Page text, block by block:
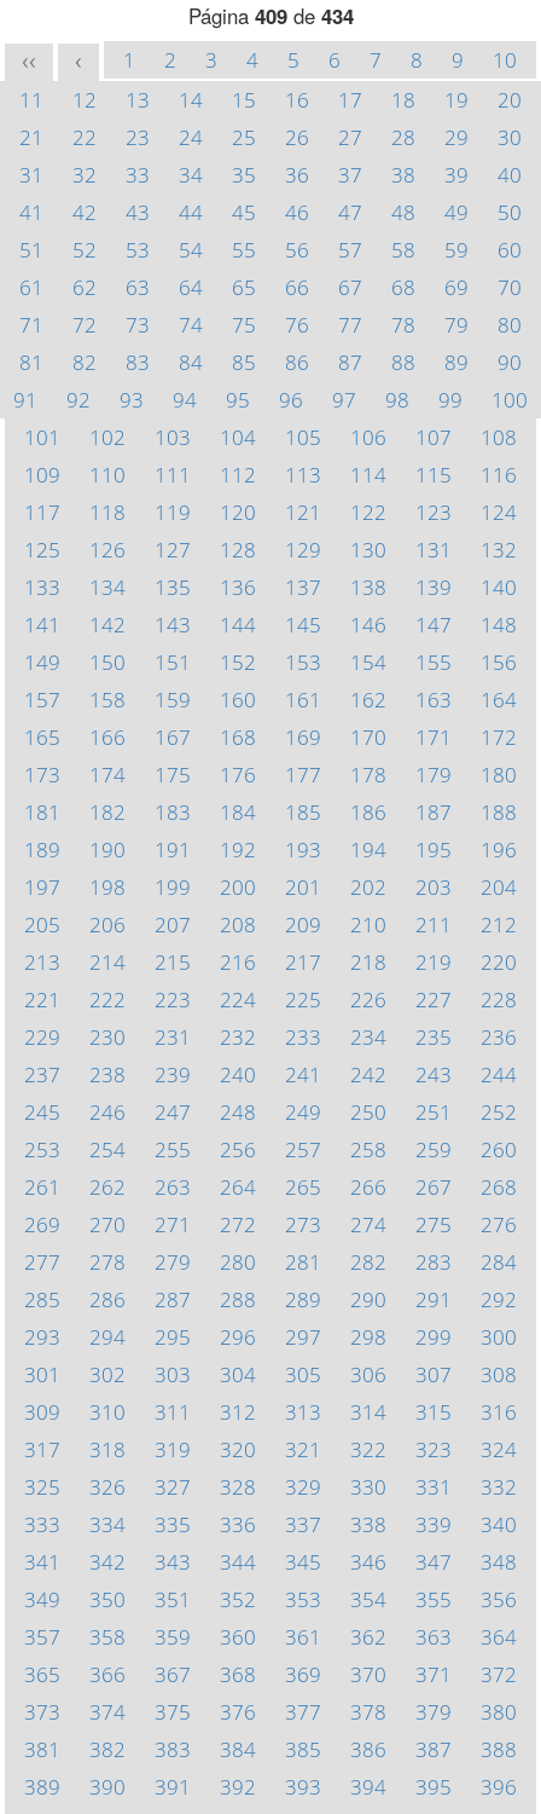
Página 409de 434
<< < 1 2 3 4 5 6 7 8 9
10
11
12 13 14 15 16 17 18 19
20
21
22 23 24 25 26 27 28 29
30
31
32 33 34 35 36 37 38 39
40
41
42 43 44 45 46 47 48 49
50
51
52 53 54 55 56 57 58 59
60
61
62 63 64 65 66 67 68 69
70
71
72 73 74 75 76 77 78 79
80
81
82 83 84 85 86 87 88 89
90
91
92 93 94 95 96 97 98 99
100
101
102 103 104 105 106 107
108
109
110 111 112 113 114 115
116
117
118 119 120 121 122 123
124
125
126 127 128 129 130 131
132
133
134 135 136 137 138 139
140
141
142 143 144 145 146 147
148
149
150 151 152 153 154 155
156
157
158 159 160 161 162 163
164
165
166 167 168 169 170 171
172
173
174 175 176 177 178 179
180
181
182 183 184 185 186 187
188
189
190 191 192 193 194 195
196
197
198 199 200 201 202 203
204
205
206 207 208 209 210 211
212
213
214 215 216 217 218 219
220
221
222 223 224 225 226 227
228
229
230 231 232 233 234 235
236
237
238 239 240 241 242 243
244
245
246 247 248 249 250 251
252
253
254 255 256 257 258 259
260
261
262 263 264 265 266 267
268
269
270 271 272 273 274 275
276
277
278 279 280 281 282 283
284
285
286 287 288 289 290 291
292
293
294 295 296 297 298 299
300
301
302 303 304 305 306 307
308
309
310 311 312 313 314 315
316
317
318 319 320 321 322 323
324
325
326 327 328 329 330 331
332
333
334 335 336 337 338 339
340
341
342 343 344 345 346 347
348
349
350 351 352 353 354 355
356
357
358 359 360 361 362 363
364
365
366 367 368 369 370 371
372
373
374 375 376 377 378 379
380
381
382 383 384 385 386 387
388
389
390 391 392 393 394 395
396